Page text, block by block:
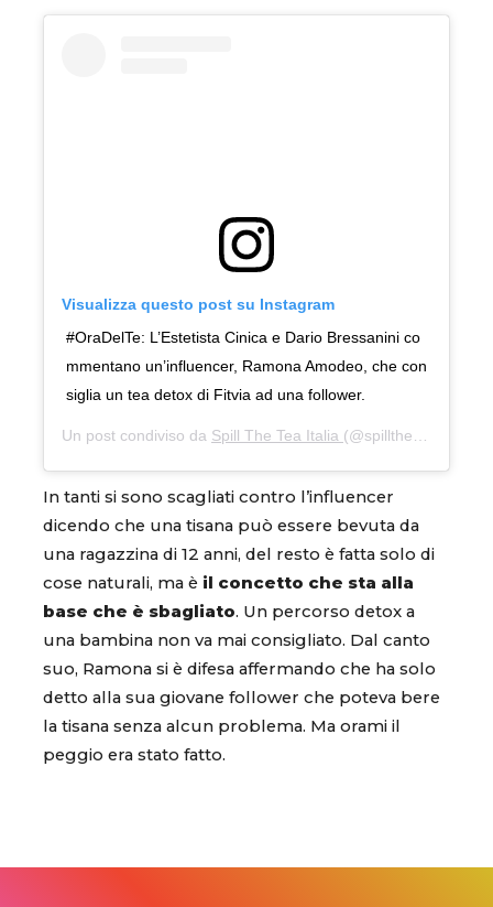
Visualizza questo post su Instagram
#OraDelTe: L’Estetista Cinica e Dario Bressanini co
mmentano un’influencer, Ramona Amodeo, che con
siglia un tea detox di Fitvia ad una follower.
Un post condiviso da Spill The Tea Italia (@spilltheteaitalia) in data:
In tanti si sono scagliati contro l’influencer
dicendo che una tisana può essere bevuta da
una ragazzina di 12 anni, del resto è fatta solo di
cose naturali, ma è il concetto che sta alla
base che è sbagliato. Un percorso detox a
una bambina non va mai consigliato. Dal canto
suo, Ramona si è difesa affermando che ha solo
detto alla sua giovane follower che poteva bere
la tisana senza alcun problema. Ma orami il
peggio era stato fatto.